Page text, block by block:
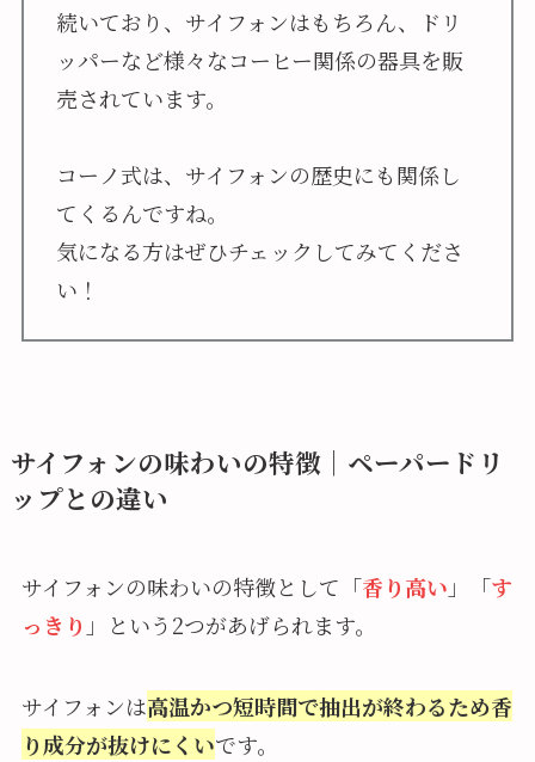
続いており、サイフォンはもちろん、ドリ
ッパーなど様々なコーヒー関係の器具を販
売されています。
コーノ式は、サイフォンの歴史にも関係し
てくるんですね。
気になる方はぜひチェックしてみてくださ
い！
サイフォンの味わいの特徴｜ペーパードリ
ップとの違い
サイフォンの味わいの特徴として「香り高い 」「す
っきり 」という2つがあげられます。
サイフォンは高温かつ短時間で抽出が終わるため香
り成分が抜けにくいです。